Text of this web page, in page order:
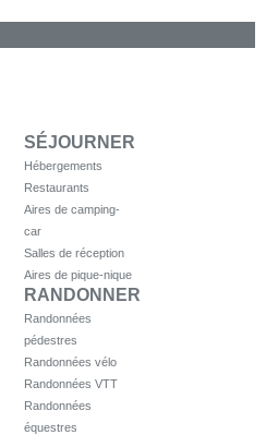
SÉJOURNER
Hébergements
Restaurants
Aires de camping-
car
Salles de réception
Aires de pique-nique
RANDONNER
Randonnées
pédestres
Randonnées vélo
Randonnées VTT
Randonnées
équestres